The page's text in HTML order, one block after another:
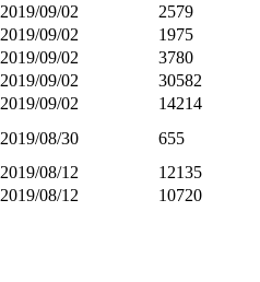
2019/09/02
2579
2019/09/02
1975
2019/09/02
3780
2019/09/02
30582
2019/09/02
14214
2019/08/30
655
2019/08/12
12135
2019/08/12
10720